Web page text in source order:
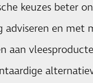
keuzes beter
adviseren en met
aan